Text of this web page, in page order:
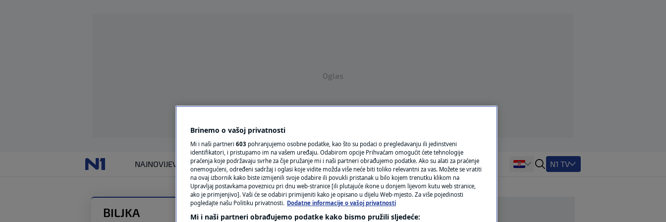
Oglas
NAJNOVIJEVIJESTISVIJET
VRIJEME
N1 TEME
REGIJA
N1 TV
BILJKA
Brinemo o vašoj privatnosti
Mi i naši partneri 603 pohranjujemo osobne podatke, kao što su podaci o pregledavanju ili jedinstveni
identifikatori, i pristupamo im na vašem uređaju. Odabirom opcije Prihvaćam omogućit ćete tehnologije
praćenja koje podržavaju svrhe za čije pružanje mi i naši partneri obrađujemo podatke. Ako su alati za praćenje
onemogućeni, određeni sadržaj i oglasi koje vidite možda više neće biti toliko relevantni za vas. Možete se vratiti
na ovaj izbornik kako biste izmijenili svoje odabire ili povukli pristanak u bilo kojem trenutku klikom na
Upravljaj postavkama poveznicu pri dnu web-stranice [ili plutajuće ikone u donjem lijevom kutu web stranice,
ako je primjenjivo]. Vaši će se odabiri primijeniti kako je opisano u dijelu Web-mjesto. Za više pojedinosti
pogledajte našu Politiku privatnosti. Dodatne informacije o vašoj privatnosti
Mi i naši partneri obrađujemo podatke kako bismo pružili sljedeće: